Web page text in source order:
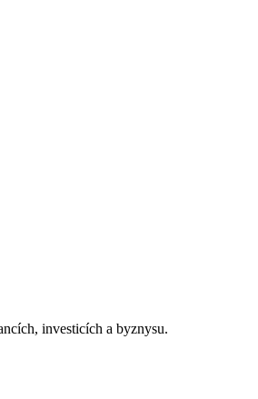
investicích a byznysu.